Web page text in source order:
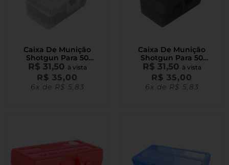
Caixa De Munição
Shotgun Para 50
Cartuchos Calibre 38 357
22LR Branca
R$ 31,50 à vista
R$ 35,00
6x de R$ 5,83
Caixa De Munição
Shotgun Para 50
Cartuchos Calibre 38 357
22LR Fume
R$ 31,50 à vista
R$ 35,00
6x de R$ 5,83